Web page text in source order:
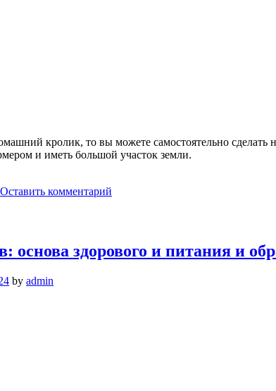
кролик, то вы можете самостоятельно
и иметь большой участок земли.
Оставить комментарий
основа здорового и питания и
by admin